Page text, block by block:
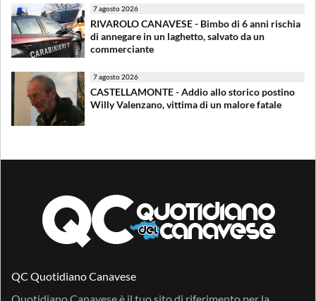
7 agosto 2026
RIVAROLO CANAVESE - Bimbo di 6 anni rischia
di annegare in un laghetto, salvato da un
commerciante
7 agosto 2026
CASTELLAMONTE - Addio allo storico postino
Willy Valenzano, vittima di un malore fatale
QC Quotidiano Canavese